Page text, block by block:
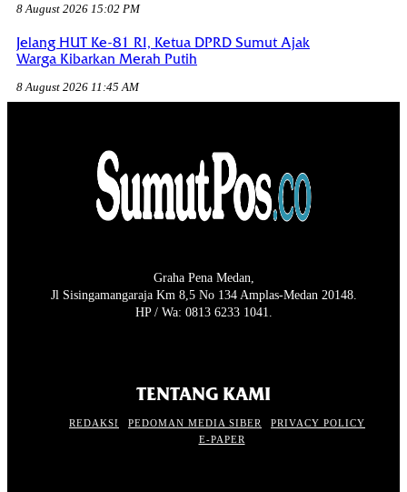
8 August 2026 15:02 PM
Jelang HUT Ke-81 RI, Ketua DPRD Sumut Ajak
Warga Kibarkan Merah Putih
8 August 2026 11:45 AM
Graha Pena Medan,
Jl Sisingamangaraja Km 8,5 No 134 Amplas-Medan 20148.
HP / Wa: 0813 6233 1041.
TENTANG KAMI
REDAKSI PEDOMAN MEDIA SIBER
PRIVACY POLICY
E-PAPER